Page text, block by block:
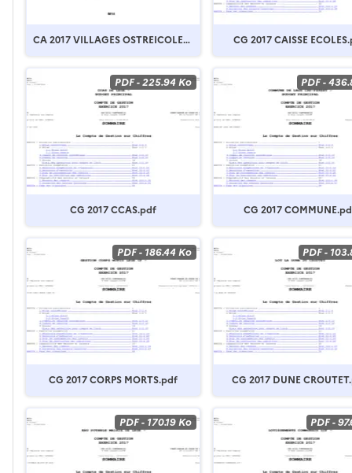
CA 2017 VILLAGES OSTREICOLES.
CG 2017 CAISSE
PDF-225.94 Ko
CG 2017 CCAS.pdf
PDF-
CG 2017
PDF- 186.44 Ko
CG 2017 CORPS MORTS.pdf
PDF-
CG 2017 DUNE
PDF- 170.19 Ko PDF-